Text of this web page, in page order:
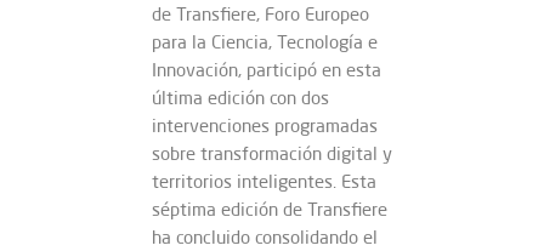
de Transfiere, Foro Europeo
para la Ciencia, Tecnología e
Innovación, participó en esta
última edición con dos
intervenciones programadas
sobre transformación digital y
territorios inteligentes. Esta
séptima edición de Transfiere
ha concluido consolidando el